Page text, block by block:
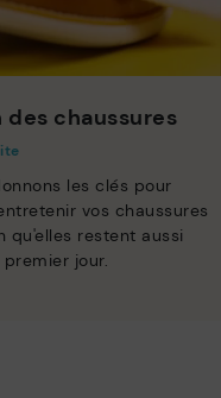
chaussures
les clés pour
vos chaussures
qu'elles restent aussi
jour.